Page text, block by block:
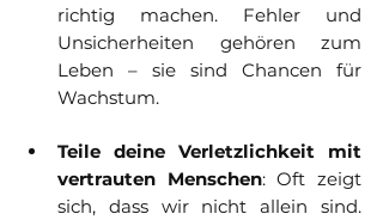
richtig machen. Fehler und
Unsicherheiten gehören zum
Leben – sie sind Chancen für
Wachstum.
Teile deine Verletzlichkeit mit
vertrauten Menschen: Oft zeigt
sich, dass wir nicht allein sind.